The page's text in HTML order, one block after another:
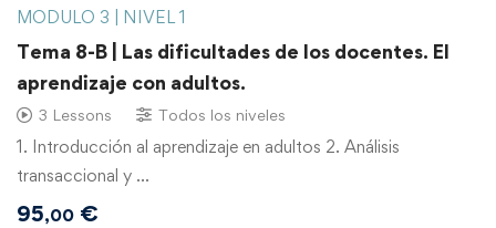
MODULO 3 | NIVEL 1
Tema 8-B | Las dificultades de los docentes. El
aprendizaje con adultos.
3 Lessons Todos los niveles
1. Introducción al aprendizaje en adultos 2. Análisis
transaccional y …
95,00 €